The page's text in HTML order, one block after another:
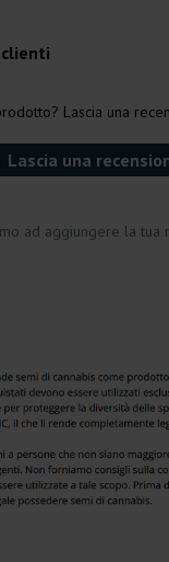
clienti
Lascia una
Lascia una
ad aggiungere la tua